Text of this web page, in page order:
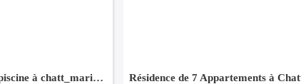
A Vendre villa avec piscine à chatt_mariem pré résidence Costa